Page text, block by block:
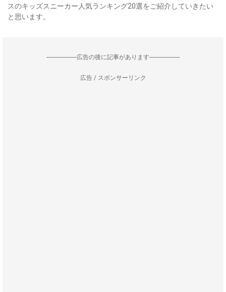
スのキッズスニーカー人気ランキング20選をご紹介していきたい
と思います。
--------------------広告の後に記事があります--------------------
広告 / スポンサーリンク